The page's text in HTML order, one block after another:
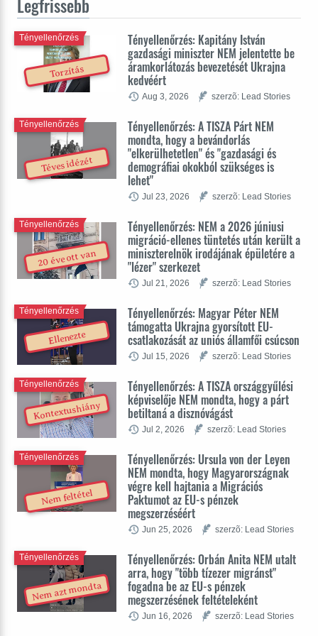
Legfrissebb
Torzítás
Tényellenőrzés: Kapitány István
gazdasági miniszter NEM jelentette be
áramkorlátozás bevezetését Ukrajna
kedvéért
Tényellenőrzés
Aug 3, 2026 szerzõ: Lead Stories
Téves idézét
Tényellenőrzés: A TISZA Párt NEM
mondta, hogy a bevándorlás
"elkerülhetetlen" és "gazdasági és
demográfiai okokból szükséges is
lehet"
Tényellenőrzés
Jul 23, 2026 szerzõ: Lead Stories
20 éve ott van
Tényellenőrzés: NEM a 2026 júniusi
migráció-ellenes tüntetés után került a
miniszterelnök irodájának épületére a
"lézer" szerkezet
Tényellenőrzés
Jul 21, 2026 szerzõ: Lead Stories
Ellenezte
Tényellenőrzés: Magyar Péter NEM
támogatta Ukrajna gyorsított EU-
csatlakozását az uniós államfői csúcson
Tényellenőrzés
Jul 15, 2026 szerzõ: Lead Stories
Kontextushiány
Tényellenőrzés: A TISZA országgyűlési
képviselője NEM mondta, hogy a párt
betiltaná a disznóvágást
Tényellenőrzés
Jul 2, 2026 szerzõ: Lead Stories
Nem feltétel
Tényellenőrzés: Ursula von der Leyen
NEM mondta, hogy Magyarországnak
végre kell hajtania a Migrációs
Paktumot az EU-s pénzek
megszerzéséért
Tényellenőrzés
Jun 25, 2026 szerzõ: Lead Stories
Nem azt mondta
Tényellenőrzés: Orbán Anita NEM utalt
arra, hogy "több tízezer migránst"
fogadna be az EU-s pénzek
megszerzésének feltételeként
Tényellenőrzés
Jun 16, 2026 szerzõ: Lead Stories